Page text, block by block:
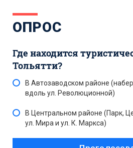
ОПРОС
Где находится
Тольятти?
В Автозаводском районе
вдоль ул. Революционной)
В Центральном районе (Парк,
ул. Мира и ул. К. Маркса)